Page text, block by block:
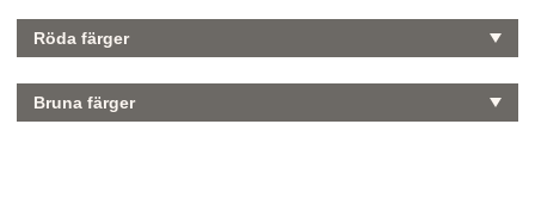
Röda färger
Bruna färger